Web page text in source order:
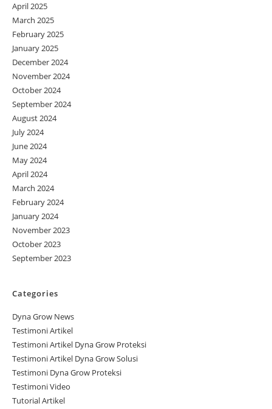
April 2025
March 2025
February 2025
January 2025
December 2024
November 2024
October 2024
September 2024
August 2024
July 2024
June 2024
May 2024
April 2024
March 2024
February 2024
January 2024
November 2023
October 2023
September 2023
Categories
Dyna Grow News
Testimoni Artikel
Testimoni Artikel Dyna Grow Proteksi
Testimoni Artikel Dyna Grow Solusi
Testimoni Dyna Grow Proteksi
Testimoni Video
Tutorial Artikel